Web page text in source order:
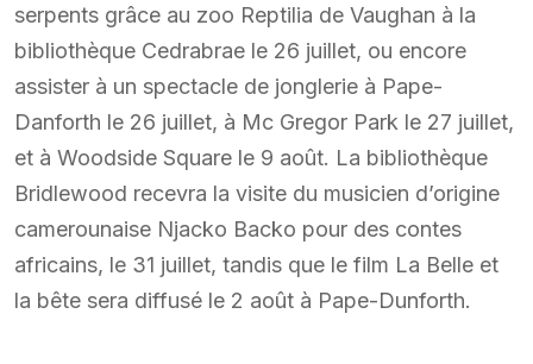
serpents grâce au zoo Reptilia de Vaughan à la
bibliothèque Cedrabrae le 26 juillet, ou encore
assister à un spectacle de jonglerie à Pape-
Danforth le 26 juillet, à Mc Gregor Park le 27 juillet,
et à Woodside Square le 9 août. La bibliothèque
Bridlewood recevra la visite du musicien d’origine
camerounaise Njacko Backo pour des contes
africains, le 31 juillet, tandis que le film La Belle et
la bête sera diffusé le 2 août à Pape-Dunforth.